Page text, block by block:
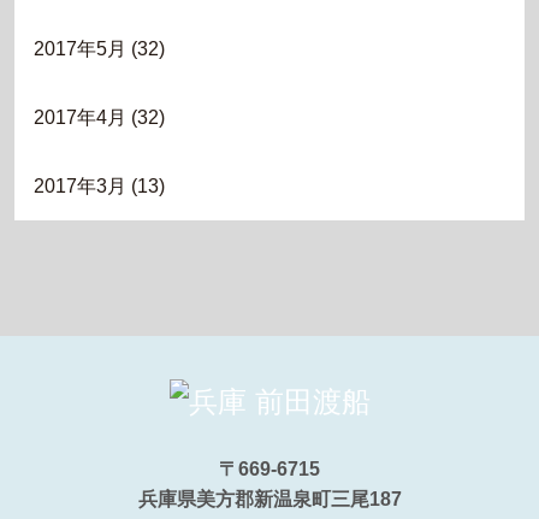
2017年5月 (32)
2017年4月 (32)
2017年3月 (13)
〒669-6715
兵庫県美方郡新温泉町三尾187